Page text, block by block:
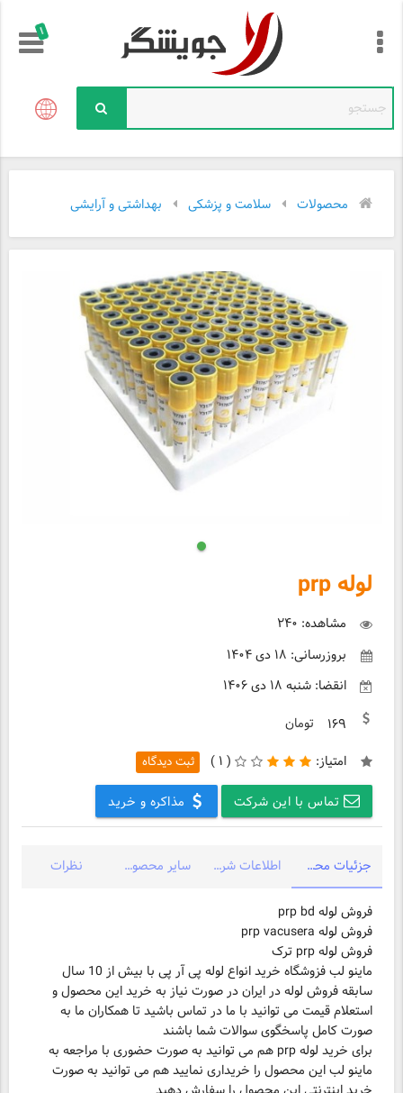
!
محصولات سلامت و پزشکی بهداشتی و آرایشی
لوله prp
مشاهده: ۲۴۰
بروزرسانی: ۱۸ دی ۱۴۰۴
انقضا: شنبه ۱۸ دی ۱۴۰۶
۱۶۹
تومان
امتیاز:
( ۱ ) ثبت دیدگاه
تماس با این شرکت مذاکره و خرید
جزئیات محصول اطلاعات شرکت سایر محصولات شرکت نظرات
ماینو لب فزوشگاه خرید انواع لوله پی آر پی با بیش از 10 سال
سابقه فروش لوله در ایران در صورت نیاز به خرید این محصول و
استعلام قیمت می توانید با ما در تماس باشید تا همکاران ما به
برای خرید لوله prp هم می توانید به صورت حضوری با مراجعه به
ماینو لب این محصول را خریداری نمایید هم می توانید به صورت